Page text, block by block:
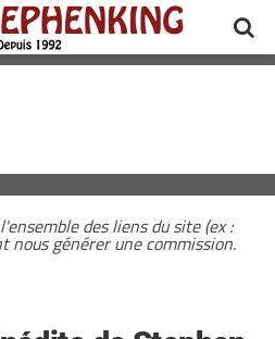
des liens du site (ex :
nous générer une commission.